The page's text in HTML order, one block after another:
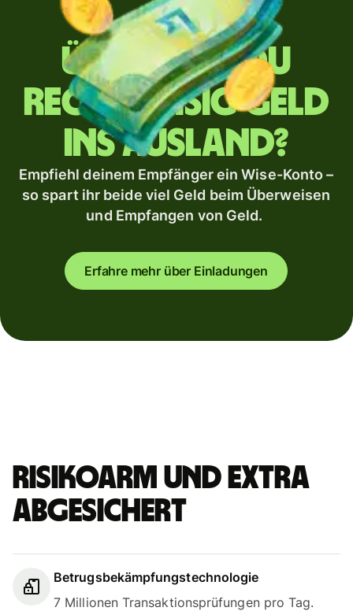
Überweist du
regelmäßig Geld
ins Ausland?
Empfiehl deinem Empfänger ein Wise-Konto –
so spart ihr beide viel Geld beim Überweisen
und Empfangen von Geld.
Erfahre mehr über Einladungen
Risikoarm und extra
abgesichert
Betrugsbekämpfungstechnologie
7 Millionen Transaktionsprüfungen pro Tag.